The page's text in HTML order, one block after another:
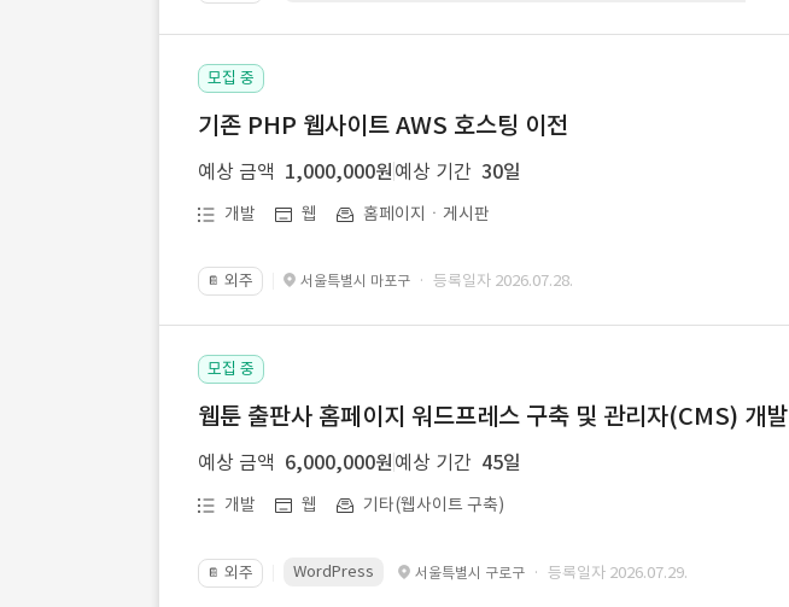
모집 중
기존 PHP 웹사이트 AWS 호스팅 이전
예상 금액 1,000,000원 예상 기간 30일
개발 웹 홈페이지ㆍ게시판
📔 외주 서울특별시 마포구 · 등록일자 2026.07.28.
모집 중
웹툰 출판사 홈페이지 워드프레스 구축 및 관리자(CMS) 개발
예상 금액 6,000,000원 예상 기간 45일
개발 웹 기타(웹사이트 구축)
📔 외주 WordPress 서울특별시 구로구 · 등록일자 2026.07.29.